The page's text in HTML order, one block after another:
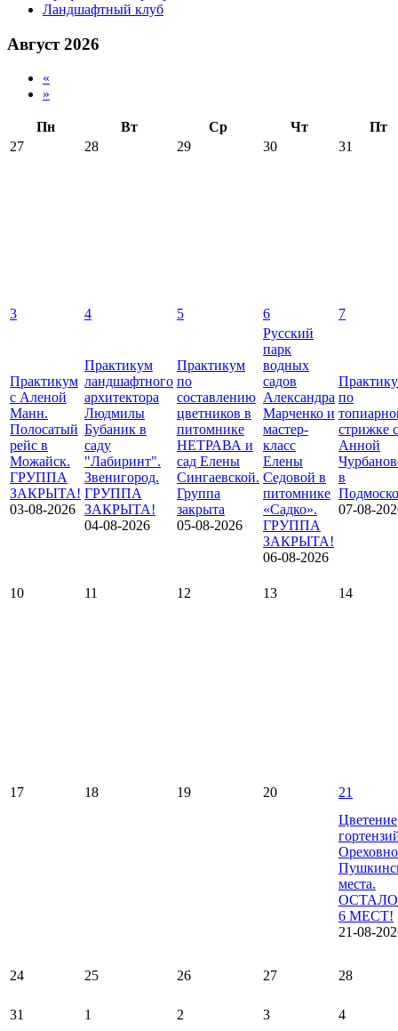
Ландшафтный клуб
Август 2026
«
»
Пн Вт Ср Чт
Пт
27
28 29 30 31
3 4 5 6 7
Практикум
с Аленой
Манн.
Полосатый
рейс в
Можайск.
ГРУППА
ЗАКРЫТА!
03-08-2026
Практикум
ландшафтного
архитектора
Людмилы
Бубаник в
саду
"Лабиринт".
Звенигород.
ГРУППА
ЗАКРЫТА!
04-08-2026
Практикум
по
составлению
цветников в
питомнике
НЕТРАВА и
сад Елены
Сингаевской.
Группа
закрыта
05-08-2026
Русский
парк
водных
садов
Александра
Марченко и
мастер-
класс
Елены
Седовой в
питомнике
«Садко».
ГРУППА
ЗАКРЫТА!
06-08-2026
по
стрижке с
Анной
в
07-08-
10 11 12 13 14
17 18 19 20
21
Цветение
места.
6 МЕСТ!
21-08-
24 25 26 27 28
31 1 2 3 4